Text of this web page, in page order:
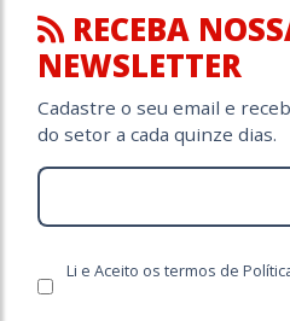
RECEBA
NEWSLETTER
Cadastre o seu email e
do setor a cada quinze dias.
Li e Aceito os termos de